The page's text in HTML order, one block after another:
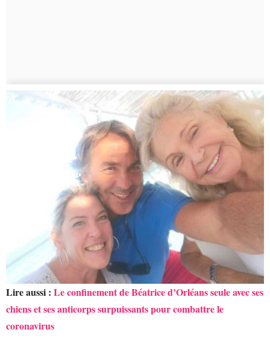
Lire aussi : Le confinement de Béatrice d’Orléans seule avec ses
chiens et ses anticorps surpuissants pour combattre le
coronavirus